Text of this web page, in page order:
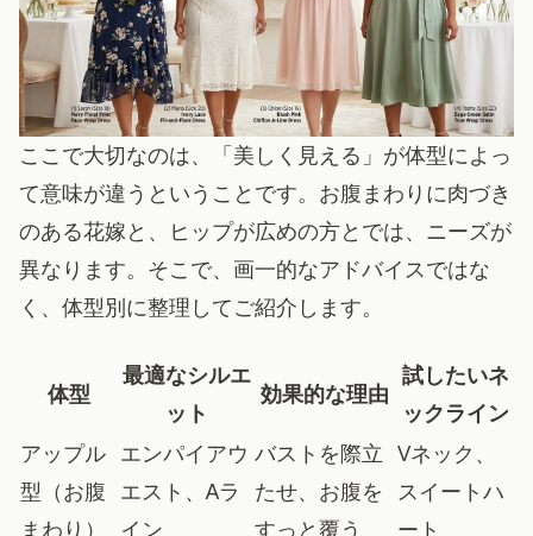
ここで大切なのは、「美しく見える」が体型によっ
て意味が違うということです。お腹まわりに肉づき
のある花嫁と、ヒップが広めの方とでは、ニーズが
異なります。そこで、画一的なアドバイスではな
く、体型別に整理してご紹介します。
体型
最適なシルエ
ット
効果的な理由
試したいネ
ックライン
アップル
型（お腹
まわり）
エンパイアウ
エスト、Aラ
イン
バストを際立
たせ、お腹を
すっと覆う
Vネック、
スイートハ
ート